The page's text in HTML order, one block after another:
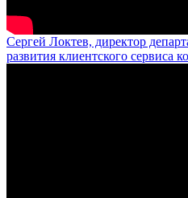
Сергей Локтев, директор
развития клиентского сервиса